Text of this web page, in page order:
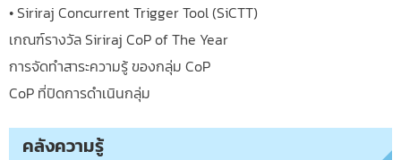
• Siriraj Concurrent Trigger Tool (SiCTT)
เกณฑ์รางวัล Siriraj CoP of The Year
การจัดทำสาระความรู้ ของกลุ่ม CoP
CoP ที่ปิดการดำเนินกลุ่ม
คลังความรู้